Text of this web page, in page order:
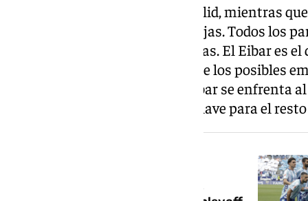
El Almería juega ante el Valladolid, mientras
Zaragoza herido y plagado de bajas. Todos los
playoff se juegan a las 18.30 horas. El Eibar es
solo le vale ganar y en función de los posibles
promoción. Precisamente el Eibar se enfrenta
antojándose como un partido clave para el
Estos son los posibles empates